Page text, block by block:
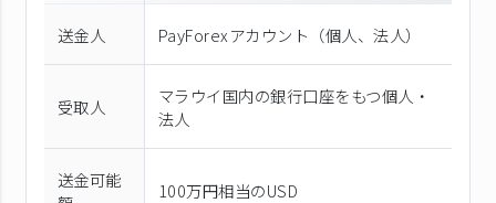
送金人 PayForexアカウント（個⼈、法⼈）
受取人
マラウイ国内の銀行口座をもつ個人・
法人
送金可能
100万円相当のUSD